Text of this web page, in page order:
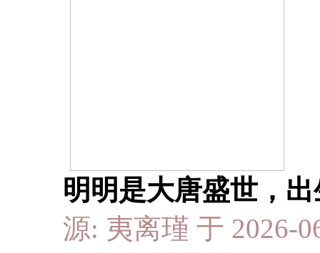
明明是大唐盛世，
源: 夷离瑾 于 2026-